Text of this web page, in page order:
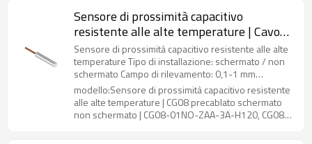
ZAA-4A-H120, CG18-08NO-ZAA-3A-H150, CG18-
08NC-ZAA-3A-H150, CG18-08PO-ZAA-3A-H150,
CG18-08PC-ZAA-3A-H150, CG18-08PS-ZAA-4A-
H150, CG18-08NS-ZAA-4A-H150, CG18-08NO-ZAA-
3A-H180, CG18-08NC-ZAA-3A-H180, CG18-08PO-
ZAA-3A-H180, CG18-08PC-ZAA-3A-H180, CG18-
08PS-ZAA-4A-H180, CG18-08NS-ZAA-4A-H180
Sensore di prossimità capacitivo
resistente alle alte temperature | Cavo
cilindrico M8 2M CG08 precablato
schermato non schermato | DADISICK
Sensore di prossimità capacitivo resistente alle alte
temperature Tipo di installazione: schermato / non
schermato Campo di rilevamento: 0,1-1 mm
regolabile / 0,1-2 mm regolabile Materiale della
custodia: ottone nichelato Tipo di connessione: cavo
da 2 m Metodo di uscita: NPN NO, NPN NC, PNP NO,
modello:Sensore di prossimità capacitivo resistente
alle alte temperature | CG08 precablato schermato
non schermato | CG08-01NO-ZAA-3A-H120, CG08-